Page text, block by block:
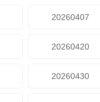
20260407
20260420
20260430